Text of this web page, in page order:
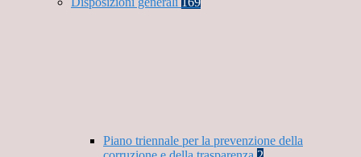
Piano triennale per la prevenzione della